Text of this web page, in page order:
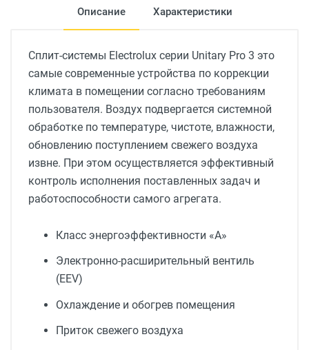
Описание Характеристики
Сплит-системы Electrolux серии Unitary Pro 3 это
самые современные устройства по коррекции
климата в помещении согласно требованиям
пользователя. Воздух подвергается системной
обработке по температуре, чистоте, влажности,
обновлению поступлением свежего воздуха
извне. При этом осуществляется эффективный
контроль исполнения поставленных задач и
работоспособности самого агрегата.
Класс энергоэффективности «А»
Электронно-расширительный вентиль
(EEV)
Охлаждение и обогрев помещения
Приток свежего воздуха